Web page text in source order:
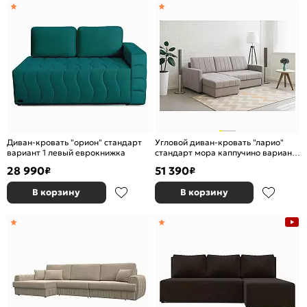
Диван-кровать "орион" стандарт
вариант 1 левый еврокнижка
28 990₽
В корзину
Угловой диван-кровать "ларио"
стандарт мора каппучино вариант
51 390₽
В корзину